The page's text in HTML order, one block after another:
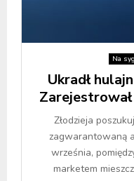
Na
Ukradł
Złodzieja
zagwarantowaną
września,
marketem